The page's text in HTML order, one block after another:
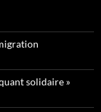
solidaire »